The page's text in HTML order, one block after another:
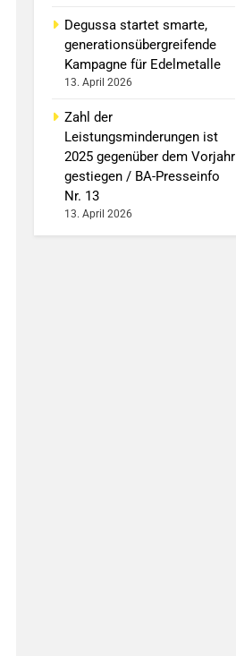
Degussa startet smarte,
generationsübergreifende
Kampagne für Edelmetalle
13. April 2026
Zahl der
Leistungsminderungen ist
2025 gegenüber dem Vorjahr
gestiegen / BA-Presseinfo
Nr. 13
13. April 2026